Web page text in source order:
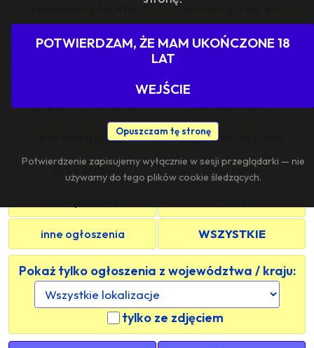
POTWIERDZAM, ŻE MAM UKOŃCZONE 18
LAT
WEJŚCIE
Opuszczam tę stronę
Potwierdzenie zapisujemy wyłącznie w sesji przeglądarki — nie
używamy do tego plików cookie śledzących.
sponsoring grupy agencje towarzyskie
grupowo i odlotowo grupa szuka pani
pan szuka grupy znajomość sieciowa
s/m - grupy s/m - panie
inne ogłoszenia WSZYSTKIE
Pokaż tylko ogłoszenia z województwa / kraju:
tylko ze zdjęciem